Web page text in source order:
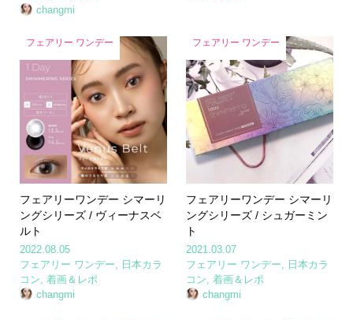
changmi
フェアリー ワンデー
フェアリーワンデー シマーリ
ングシリーズ / ヴィーナスベ
ルト
2022.08.05
フェアリー ワンデー
日本カラ
コン 着画＆レポ
changmi
フェアリー ワンデー
フェアリーワンデー シマーリ
ングシリーズ / シュガーミン
ト
2021.03.07
フェアリー ワンデー
日本カラ
コン ,着画＆レポ
changmi